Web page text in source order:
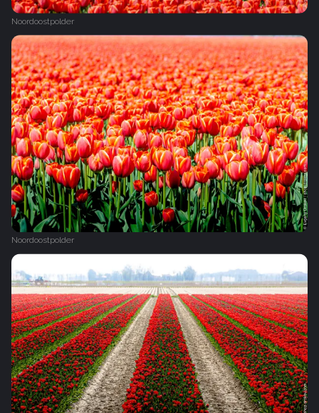
Noordoostpolder
Noordoostpolder